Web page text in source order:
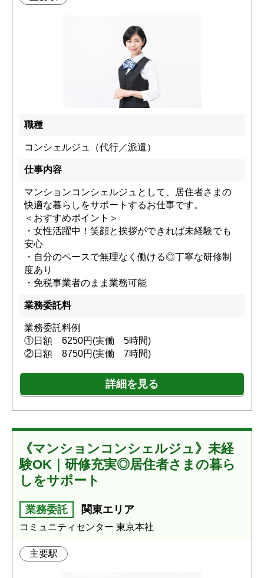
職種
コンシェルジュ（代行／派遣）
仕事内容
マンションコンシェルジュとして、居住者さまの
快適な暮らしをサポートするお仕事です。
＜おすすめポイント＞
・女性活躍中！笑顔と挨拶ができれば未経験でも
安心
・自分のペースで無理なく働ける◎丁寧な研修制
度あり
・免税事業者のまま業務可能
業務委託料
業務委託料例
①日額 6250円(実働 5時間)
②日額 8750円(実働 7時間)
詳細を見る
《マンションコンシェルジュ》未経
験OK｜研修充実◎居住者さまの暮ら
しをサポート
業務委託 関東エリア
コミュニティセンター 東京本社
主要駅